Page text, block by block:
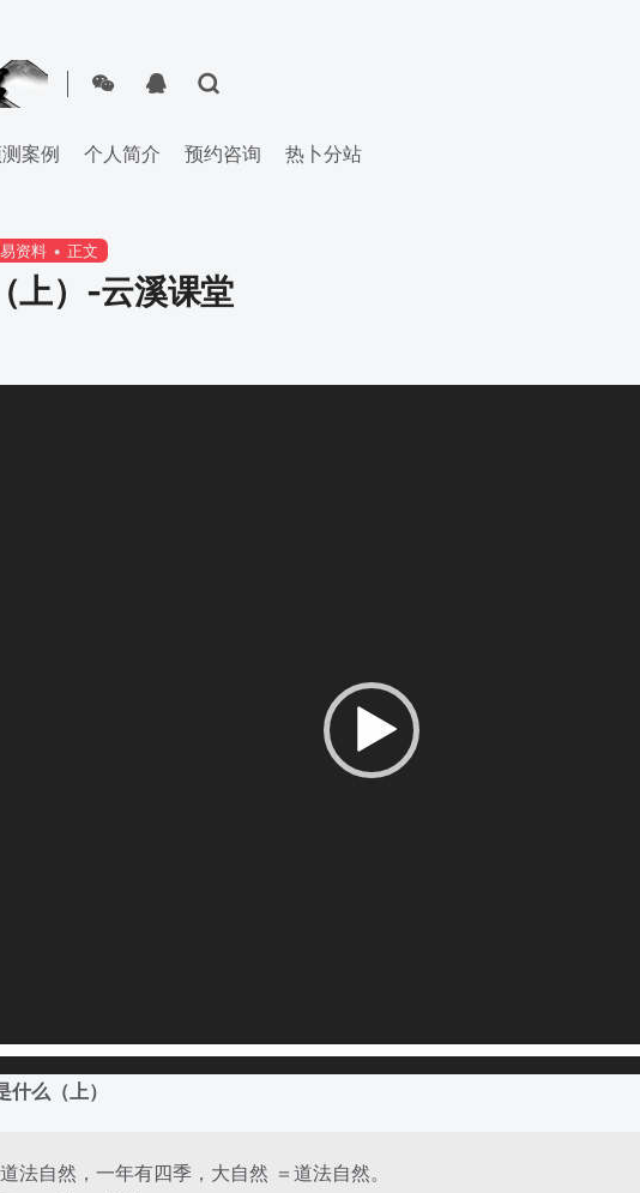
案例 个人简介 预约咨询 热卜分站
资料 正文
上）-云溪课堂
么（上）
法自然，一年有四季，大自然 ＝道法自然。